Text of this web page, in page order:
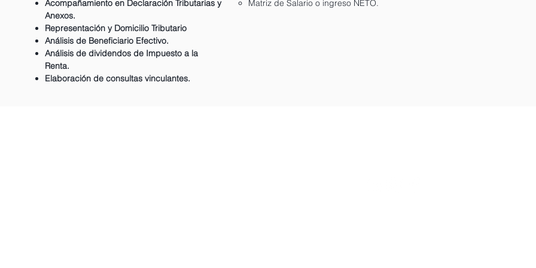
Acompañamiento en Declaración Tributarias y
Anexos.
Representación y Domicilio Tributario
Análisis de Beneficiario Efectivo.
Análisis de dividendos de Impuesto a la
Renta.
Elaboración de consultas vinculantes.
Matriz de Salario o ingreso NETO.